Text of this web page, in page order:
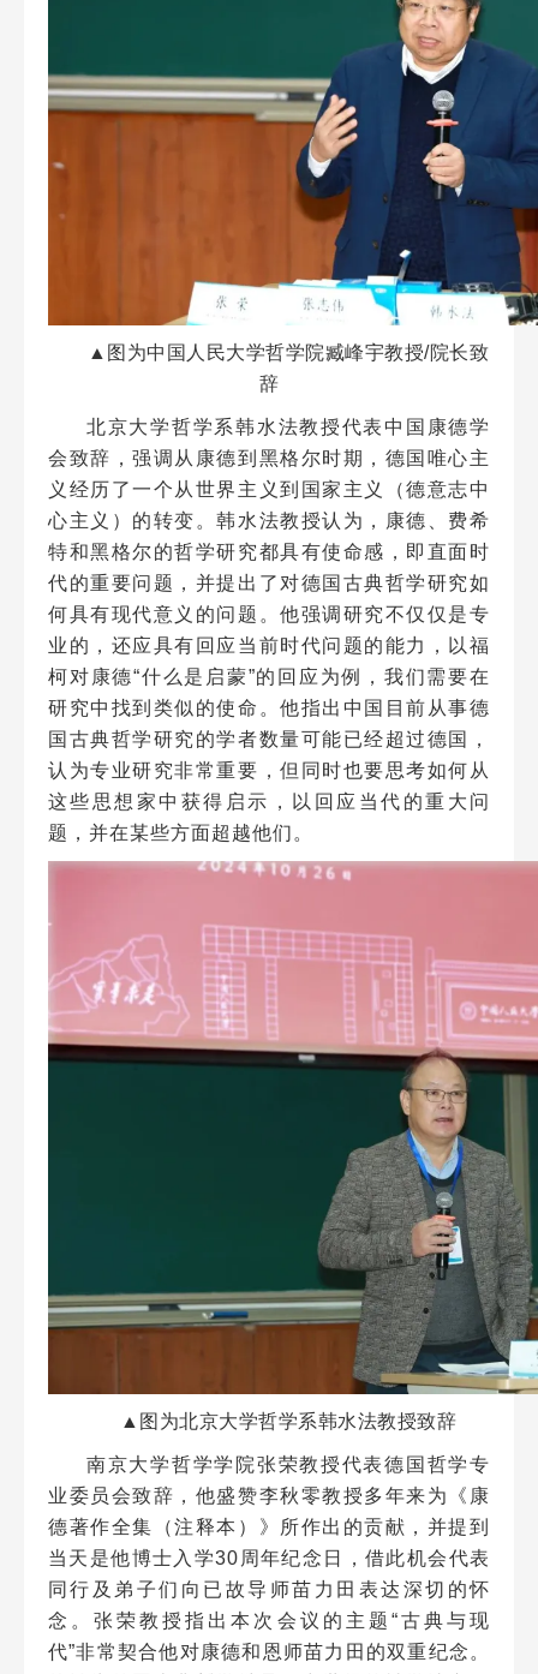
▲图为中国人民大学哲学院臧峰宇教授/院长致
辞
北京大学哲学系韩水法教授代表中国康德学
会致辞，强调从康德到黑格尔时期，德国唯心主
义经历了一个从世界主义到国家主义（德意志中
心主义）的转变。韩水法教授认为，康德、费希
特和黑格尔的哲学研究都具有使命感，即直面时
代的重要问题，并提出了对德国古典哲学研究如
何具有现代意义的问题。他强调研究不仅仅是专
业的，还应具有回应当前时代问题的能力，以福
柯对康德“什么是启蒙”的回应为例，我们需要在
研究中找到类似的使命。他指出中国目前从事德
国古典哲学研究的学者数量可能已经超过德国，
认为专业研究非常重要，但同时也要思考如何从
这些思想家中获得启示，以回应当代的重大问
题，并在某些方面超越他们。
▲图为北京大学哲学系韩水法教授致辞
南京大学哲学学院张荣教授代表德国哲学专
业委员会致辞，他盛赞李秋零教授多年来为《康
德著作全集（注释本）》所作出的贡献，并提到
当天是他博士入学30周年纪念日，借此机会代表
同行及弟子们向已故导师苗力田表达深切的怀
念。张荣教授指出本次会议的主题“古典与现
代”非常契合他对康德和恩师苗力田的双重纪念。